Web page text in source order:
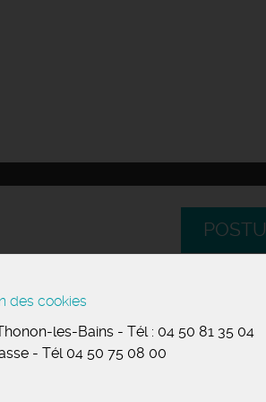
des cookies
les-Bains - Tél : 04 50 81 35 04
- Tél 04 50 75 08 00